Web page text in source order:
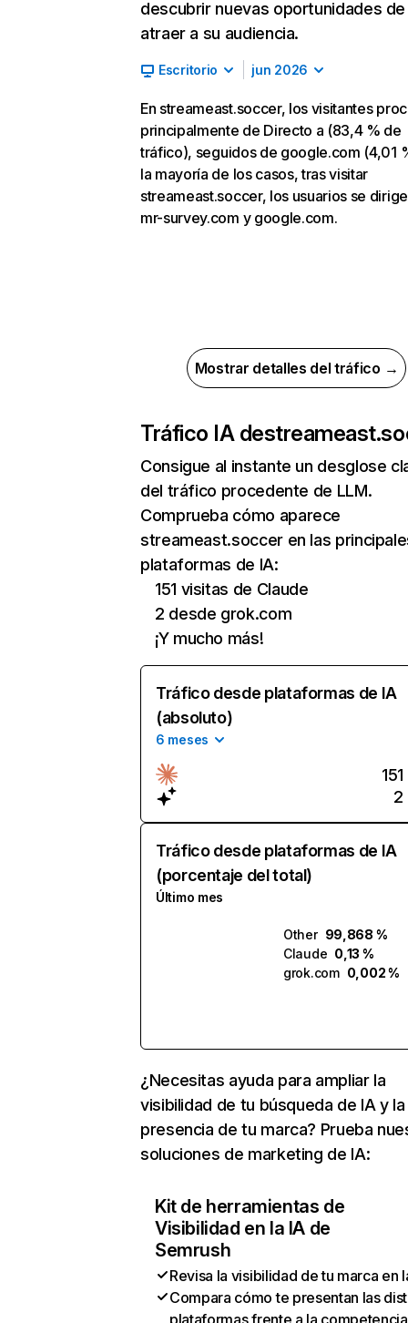
descubrir nuevas oportunidades de
atraer a su audiencia.
Escritorio jun 2026
En streameast.soccer, los visitantes
principalmente de Directo a (83,4 % de
tráfico), seguidos de google.com (4,01
la mayoría de los casos, tras visitar
streameast.soccer, los usuarios se
mr-survey.com y google.com.
Mostrar detalles del tráfico →
Tráfico IA de
Consigue al instante un desglose
del tráfico procedente de LLM.
Comprueba cómo aparece
streameast.soccer en las
plataformas de IA:
151 visitas de Claude
2 desde grok.com
¡Y mucho más!
Tráfico desde plataformas de IA
(absoluto)
6 meses
151
2
Tráfico desde plataformas de IA
(porcentaje del total)
Último mes
Other 99,868 %
Claude 0,13 %
grok.com 0,002 %
¿Necesitas ayuda para ampliar la
visibilidad de tu búsqueda de IA y la
presencia de tu marca? Prueba
soluciones de marketing de IA:
Kit de herramientas de
Visibilidad en la IA de
Semrush
Revisa la visibilidad de tu marca en
Compara cómo te presentan las
plataformas frente a la competencia